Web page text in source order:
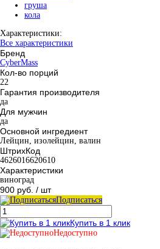
груша
кола
Характеристики:
Все характеристики
Бренд
CyberMass
Кол-во порций
22
Гарантия производителя
да
Для мужчин
да
Основной ингредиент
Лейцин, изолейцин, валин
ШтрихКод
4626016620610
Характеристики
виноград
900 руб. / шт
Подписаться
Купить в 1 клик
Недоступно